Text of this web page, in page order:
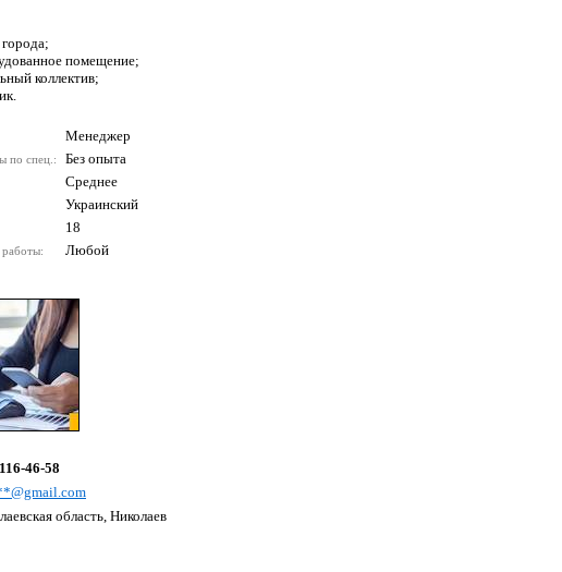
помещение;
коллектив;
Менеджер
по спец.: Без опыта
Среднее
Украинский
18
Любой
116-46-58
область, Николаев